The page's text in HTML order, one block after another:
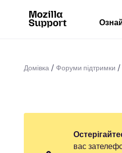
Домівка Форуми підтримки
вас